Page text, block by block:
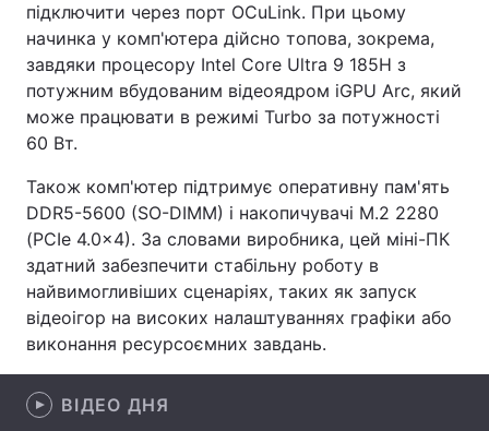
Здоров'я Туризм
Цікавинки Погода
Лонгріди
Відео з Youtube Статті
підключити через порт OCuLink. При цьому
начинка у комп'ютера дійсно топова, зокрема,
завдяки процесору Intel Core Ultra 9 185H з
потужним вбудованим відеоядром iGPU Arc, який
може працювати в режимі Turbo за потужності
60 Вт.
Також комп'ютер підтримує оперативну пам'ять
DDR5-5600 (SO-DIMM) і накопичувачі M.2 2280
(PCIe 4.0×4). За словами виробника, цей міні-ПК
здатний забезпечити стабільну роботу в
найвимогливіших сценаріях, таких як запуск
відеоігор на високих налаштуваннях графіки або
виконання ресурсоємних завдань.
ВІДЕО ДНЯ